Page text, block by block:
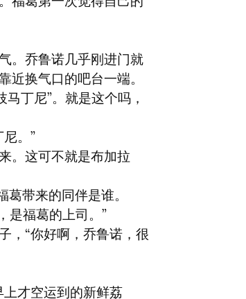
。乔鲁诺几乎刚进门就
近换气口的吧台一端。
丁尼”。就是这个吗，
。”
。这可不就是布加拉
带来的同伴是谁。
是福葛的上司。”
，“你好啊，乔鲁诺，很
才空运到的新鲜荔